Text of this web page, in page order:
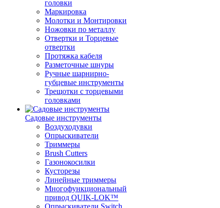
головки
Маркировка
Молотки и Монтировки
Ножовки по металлу
Отвертки и Торцевые
отвертки
Протяжка кабеля
Разметочные шнуры
Ручные шарнирно-
губцевые инструменты
Трещотки с торцевыми
головками
Садовые инструменты
Воздуходувки
Опрыскиватели
Триммеры
Brush Cutters
Газонокосилки
Кусторезы
Линейные триммеры
Многофункциональный
привод QUIK-LOK™
Опрыскиватели Switch